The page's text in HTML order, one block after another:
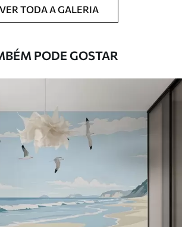
esponja macia. Murais de parede com
revestimento de verniz podem ser limpos
Aplicação perfeita
VER TODA A GALERIA
PODE GOSTAR